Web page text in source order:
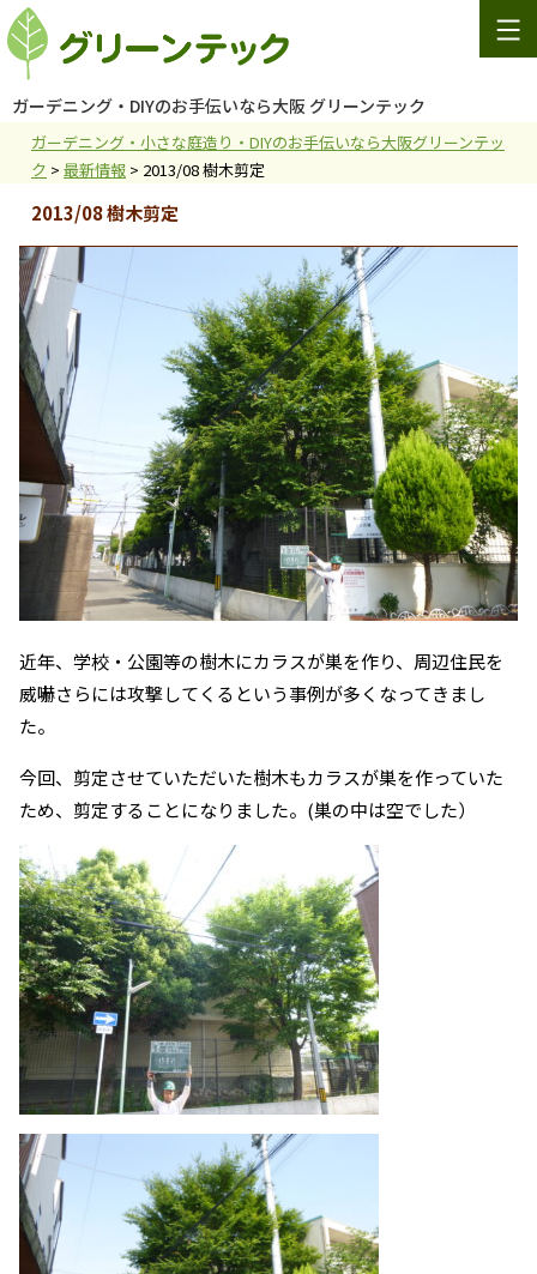
Skip
to
content
ガーデニング ・DIYのお手伝いなら大阪 グリーンテック
ガーデニング・小さな庭造り・DIYのお手伝いなら大阪グリーンテッ
ク > 最新情報 > 2013/08 樹木剪定
2013/08 樹木剪定
近年、学校・公園等の樹木にカラスが巣を作り、周辺住民を
威嚇さらには攻撃してくるという事例が多くなってきまし
た。
今回、剪定させていただいた樹木もカラスが巣を作っていた
ため、剪定することになりました。(巣の中は空でした）